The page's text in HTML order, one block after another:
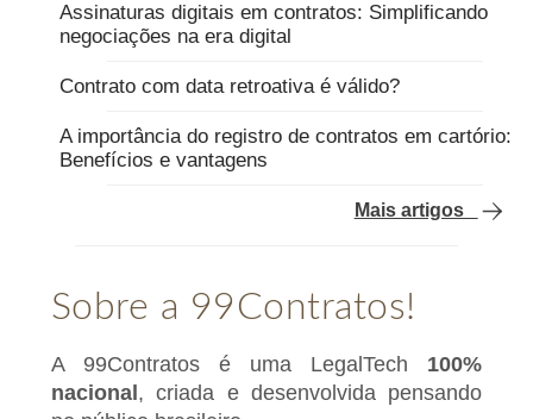
Assinaturas digitais em contratos: Simplificando
negociações na era digital
Contrato com data retroativa é válido?
A importância do registro de contratos em cartório:
Benefícios e vantagens
Mais artigos
Sobre a 99Contratos!
A 99Contratos é uma LegalTech 100%
nacional, criada e desenvolvida pensando